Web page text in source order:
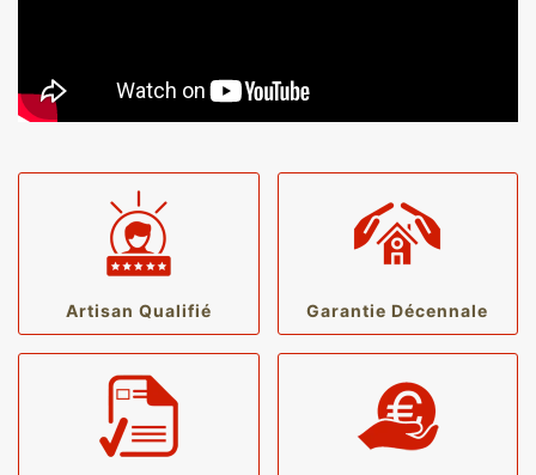
Artisan Qualifié Garantie Décennale